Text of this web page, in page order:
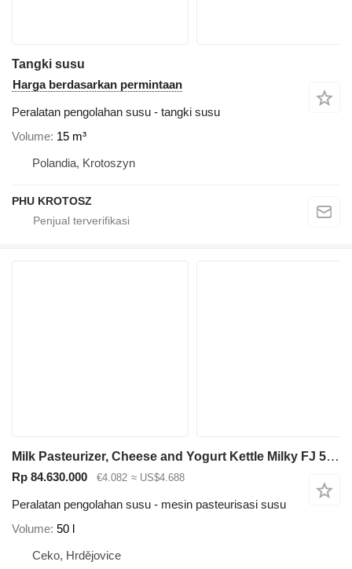
Tangki susu
Harga berdasarkan permintaan
Peralatan pengolahan susu - tangki susu
Volume 15 m³
Polandia, Krotoszyn
PHU KROTOSZ
Milk Pasteurizer, Cheese and Yogurt Kettle Milky FJ 50 E Fully
Rp 84.630.000 €4.082 ≈ US$4.688
Peralatan pengolahan susu - mesin pasteurisasi susu
Volume 50 l
Ceko, Hrdějovice